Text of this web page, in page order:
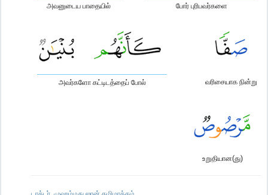
போர் புரிபவர்களை
அவனுடைய பாதையில்
வரிசையாக நின்று
அவர்களோ கட்டிடத்தைப் போல்
உறுதியான(து)